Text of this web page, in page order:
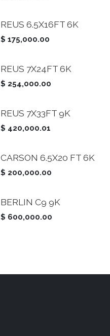
REUS 6.5X16FT 6K
$ 175,000.00
REUS 7X24FT 6K
$ 254,000.00
REUS 7X33FT 9K
$ 420,000.01
CARSON 6.5X20 FT 6K
$ 200,000.00
BERLIN C9 9K
$ 600,000.00